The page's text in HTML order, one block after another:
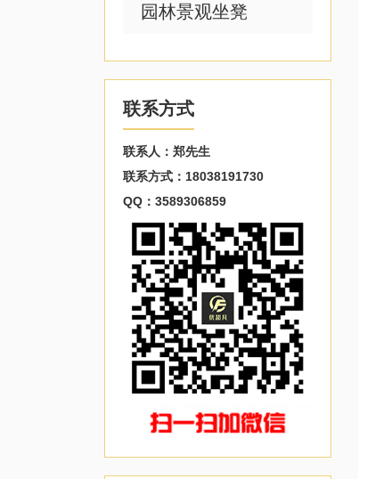
园林景观坐凳
联系方式
联系人：郑先生
联系方式：18038191730
QQ：3589306859